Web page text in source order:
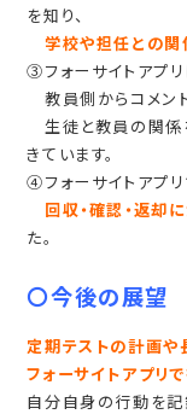
を知り、
学校や担任との
③フォーサイトアプ
教員側からコメン
生徒と教員の関係
きています。
④フォーサイトアプ
回収・確認・返却
た。
〇今後の展望
定期テストの計画
フォーサイトアプリ
自分自身の行動を記